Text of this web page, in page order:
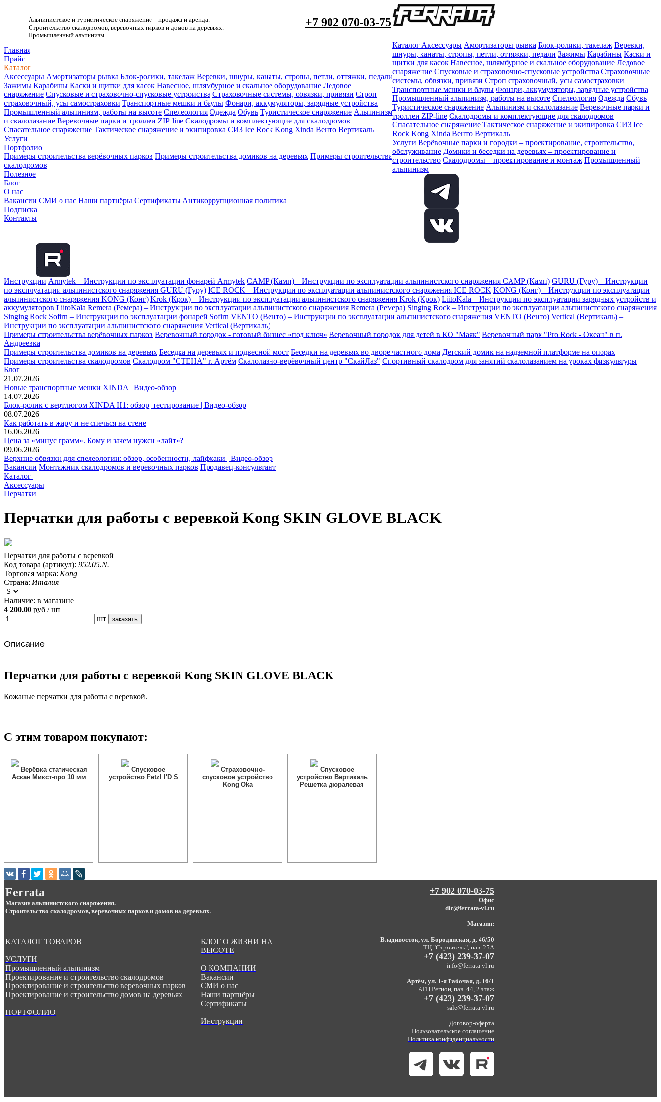
Альпинистское и туристическое снаряжение – продажа и аренда.
Строительство скалодромов, веревочных парков и домов на деревьях.
Промышленный альпинизм.
+7 902 070-03-75
Главная
Прайс
Каталог
Аксессуары Амортизаторы рывка Блок-ролики, такелаж Веревки, шнуры, канаты, стропы, петли, оттяжки, педали
Зажимы Карабины Каски и щитки для касок Навесное, шлямбурное и скальное оборудование Ледовое
снаряжение Спусковые и страховочно-спусковые устройства Страховочные системы, обвязки, привязи Строп
страховочный, усы самостраховки Транспортные мешки и баулы Фонари, аккумуляторы, зарядные устройства
Промышленный альпинизм, работы на высоте Спелеология Одежда Обувь Туристическое снаряжение Альпинизм
и скалолазание Веревочные парки и троллеи ZIP-line Скалодромы и комплектующие для скалодромов
Спасательное снаряжение Тактическое снаряжение и экипировка СИЗ Ice Rock Kong Xinda Венто Вертикаль
Услуги
Портфолио
Примеры строительства верёвочных парков Примеры строительства домиков на деревьях Примеры строительства
скалодромов
Полезное
Блог
О нас
Вакансии СМИ о нас Наши партнёры Сертификаты Антикоррупционная политика
Подписка
Контакты
Каталог Аксессуары Амортизаторы рывка Блок-ролики, такелаж Веревки,
шнуры, канаты, стропы, петли, оттяжки, педали Зажимы Карабины Каски и
щитки для касок Навесное, шлямбурное и скальное оборудование Ледовое
снаряжение Спусковые и страховочно-спусковые устройства Страховочные
системы, обвязки, привязи Строп страховочный, усы самостраховки
Транспортные мешки и баулы Фонари, аккумуляторы, зарядные устройства
Промышленный альпинизм, работы на высоте Спелеология Одежда Обувь
Туристическое снаряжение Альпинизм и скалолазание Веревочные парки и
троллеи ZIP-line Скалодромы и комплектующие для скалодромов
Спасательное снаряжение Тактическое снаряжение и экипировка СИЗ Ice
Rock Kong Xinda Венто Вертикаль
Услуги Верёвочные парки и городки – проектирование, строительство,
обслуживание Домики и беседки на деревьях – проектирование и
строительство Скалодромы – проектирование и монтаж Промышленный
альпинизм
Инструкции Armytek – Инструкции по эксплуатации фонарей Armytek CAMP (Камп) – Инструкции по эксплуатации альпинистского снаряжения CAMP (Камп) GURU (Гуру) – Инструкции
по эксплуатации альпинистского снаряжения GURU (Гуру) ICE ROCK – Инструкции по эксплуатации альпинистского снаряжения ICE ROCK KONG (Конг) – Инструкции по эксплуатации
альпинистского снаряжения KONG (Конг) Krok (Крок) – Инструкции по эксплуатации альпинистского снаряжения Krok (Крок) LiitoKala – Инструкции по эксплуатации зарядных устройств и
аккумуляторов LiitoKala Remera (Ремера) – Инструкции по эксплуатации альпинистского снаряжения Remera (Ремера) Singing Rock – Инструкции по эксплуатации альпинистского снаряжения
Singing Rock Sofirn – Инструкции по эксплуатации фонарей Sofirn VENTO (Венто) – Инструкции по эксплуатации альпинистского снаряжения VENTO (Венто) Vertical (Вертикаль) –
Инструкции по эксплуатации альпинистского снаряжения Vertical (Вертикаль)
Примеры строительства верёвочных парков Веревочный городок - готовый бизнес «под ключ» Веревочный городок для детей в КО "Маяк" Веревочный парк "Pro Rock - Океан" в п.
Андреевка
Примеры строительства домиков на деревьях Беседка на деревьях и подвесной мост Беседки на деревьях во дворе частного дома Детский домик на надземной платформе на опорах
Примеры строительства скалодромов Скалодром "СТЕНА" г. Артём Скалолазно-верёвочный центр "СкайЛаз" Спортивный скалодром для занятий скалолазанием на уроках физкультуры
Блог
21.07.2026
Новые транспортные мешки XINDA | Видео-обзор
14.07.2026
Блок-ролик с вертлюгом XINDA H1: обзор, тестирование | Видео-обзор
08.07.2026
Как работать в жару и не спечься на стене
16.06.2026
Цена за «минус грамм». Кому и зачем нужен «лайт»?
09.06.2026
Верхние обвязки для спелеологии: обзор, особенности, лайфхаки | Видео-обзор
Вакансии Монтажник скалодромов и веревочных парков Продавец-консультант
Каталог —
Аксессуары —
Перчатки
Перчатки для работы с веревкой Kong SKIN GLOVE BLACK
Перчатки для работы с веревкой
Код товара (артикул): 952.05.N.
Торговая марка: Kong
Страна: Италия
Наличие: в магазине
4 200.00 руб / шт
шт
Описание
Перчатки для работы с веревкой Kong SKIN GLOVE BLACK
Кожаные перчатки для работы с веревкой.
С этим товаром покупают:
Верёвка статическая
Аскан Микст-про 10 мм
Спусковое
устройство Petzl I'D S
Страховочно-
спусковое устройство
Kong Oka
Спусковое
устройство Вертикаль
Решетка дюралевая
Ferrata
Магазин альпинистского снаряжения.
Строительство скалодромов, веревочных парков и домов на деревьях.
+7 902 070-03-75
Офис
dir@ferrata-vl.ru
Магазин:
Владивосток, ул. Бородинская, д. 46/50
ТЦ "Строитель", пав. 25А
+7 (423) 239-37-07
info@ferrata-vl.ru
Артём, ул. 1-я Рабочая, д. 16/1
АТЦ Регион, пав. 44, 2 этаж
+7 (423) 239-37-07
sale@ferrata-vl.ru
Договор-оферта
Пользовательское соглашение
Политика конфиденциальности
КАТАЛОГ ТОВАРОВ
УСЛУГИ
Промышленный альпинизм
Проектирование и строительство скалодромов
Проектирование и строительство веревочных парков
Проектирование и строительство домов на деревьях
ПОРТФОЛИО
БЛОГ О ЖИЗНИ НА
ВЫСОТЕ
О КОМПАНИИ
Вакансии
СМИ о нас
Наши партнёры
Сертификаты
Инструкции